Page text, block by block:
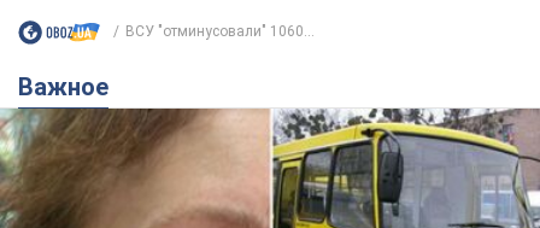
ВСУ "отминусовали" 1060...
Важное